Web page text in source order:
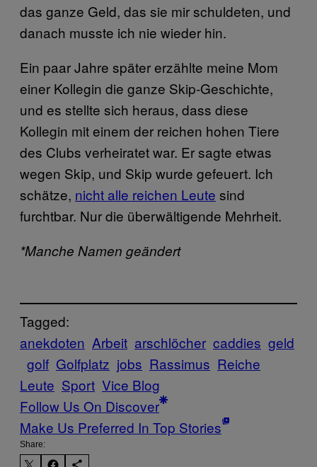
das ganze Geld, das sie mir schuldeten, und
danach musste ich nie wieder hin.
Ein paar Jahre später erzählte meine Mom
einer Kollegin die ganze Skip-Geschichte,
und es stellte sich heraus, dass diese
Kollegin mit einem der reichen hohen Tiere
des Clubs verheiratet war. Er sagte etwas
wegen Skip, und Skip wurde gefeuert. Ich
schätze, nicht alle reichen Leute sind
furchtbar. Nur die überwältigende Mehrheit.
*Manche Namen geändert
Tagged:
anekdoten Arbeit arschlöcher caddies geld
golf Golfplatz jobs Rassimus Reiche
Leute Sport Vice Blog
Follow Us On Discover
Make Us Preferred In Top Stories
Share: